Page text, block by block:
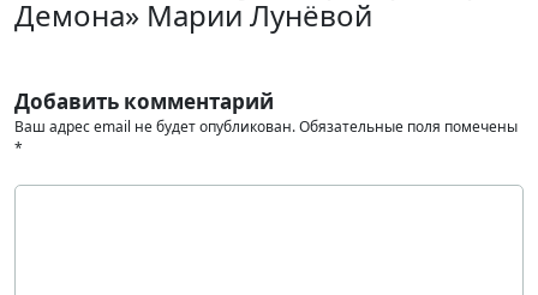
Демона» Марии Лунёвой
Добавить комментарий
Ваш адрес email не будет опубликован.Обязательные поля помечены
*